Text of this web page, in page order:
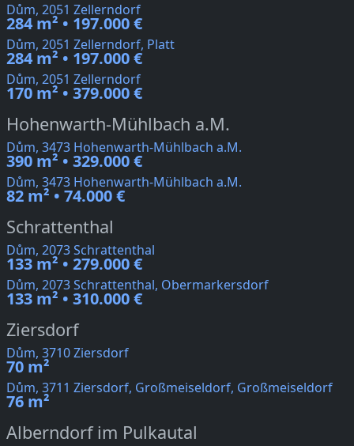
Dům, 2051 Zellerndorf
284 m² • 197.000 €
Dům, 2051 Zellerndorf, Platt
284 m² • 197.000 €
Dům, 2051 Zellerndorf
170 m² • 379.000 €
Hohenwarth-Mühlbach a.M.
Dům, 3473 Hohenwarth-Mühlbach a.M.
390 m² • 329.000 €
Dům, 3473 Hohenwarth-Mühlbach a.M.
82 m² • 74.000 €
Schrattenthal
Dům, 2073 Schrattenthal
133 m² • 279.000 €
Dům, 2073 Schrattenthal, Obermarkersdorf
133 m² • 310.000 €
Ziersdorf
Dům, 3710 Ziersdorf
70 m²
Dům, 3711 Ziersdorf, Großmeiseldorf, Großmeiseldorf
76 m²
Alberndorf im Pulkautal